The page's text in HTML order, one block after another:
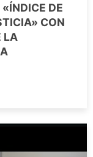
DE
CON
LA